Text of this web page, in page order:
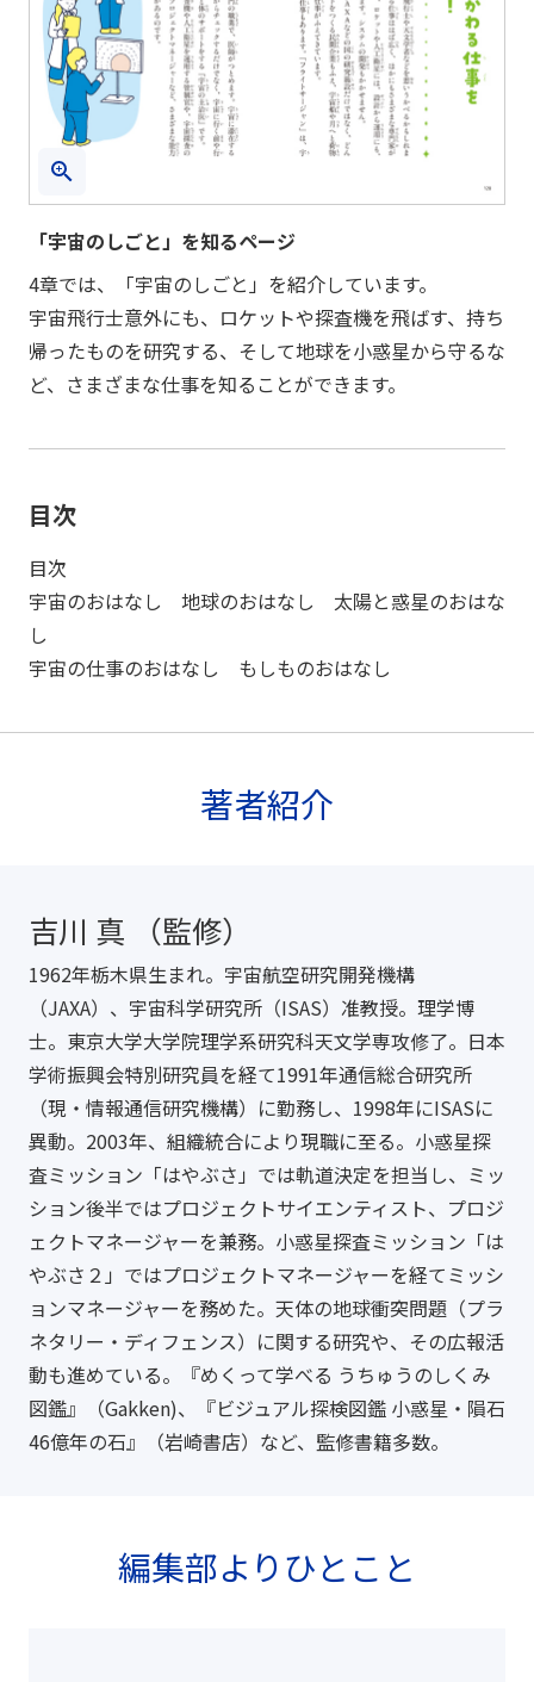
「宇宙のしごと」を知るページ
4章では、「宇宙のしごと」を紹介しています。
宇宙飛行士意外にも、ロケットや探査機を飛ばす、持ち
帰ったものを研究する、そして地球を小惑星から守るな
ど、さまざまな仕事を知ることができます。
目次
目次
宇宙のおはなし 地球のおはなし 太陽と惑星のおはな
し
宇宙の仕事のおはなし もしものおはなし
著者紹介
吉川 真 （監修）
1962年栃木県生まれ。宇宙航空研究開発機構
（JAXA）、宇宙科学研究所（ISAS）准教授。理学博
士。東京大学大学院理学系研究科天文学専攻修了。日本
学術振興会特別研究員を経て1991年通信総合研究所
（現・情報通信研究機構）に勤務し、1998年にISASに
異動。2003年、組織統合により現職に至る。小惑星探
査ミッション「はやぶさ」では軌道決定を担当し、ミッ
ション後半ではプロジェクトサイエンティスト、プロジ
ェクトマネージャーを兼務。小惑星探査ミッション「は
やぶさ２」ではプロジェクトマネージャーを経てミッシ
ョンマネージャーを務めた。天体の地球衝突問題（プラ
ネタリー・ディフェンス）に関する研究や、その広報活
動も進めている。『めくって学べる うちゅうのしくみ
図鑑』（Gakken)、『ビジュアル探検図鑑 小惑星・隕石
46億年の石』（岩崎書店）など、監修書籍多数。
編集部よりひとこと